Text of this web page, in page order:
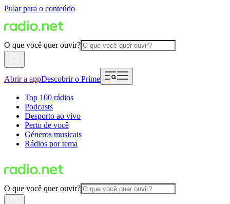
Pular para o conteúdo
O que você quer ouvir?
Abrir a appDescobrir o Prime
Top 100 rádios
Podcasts
Desporto ao vivo
Perto de você
Géneros musicais
Rádios por tema
O que você quer ouvir?